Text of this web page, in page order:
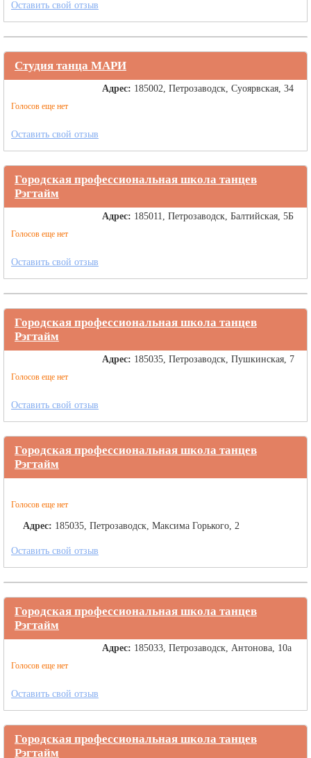
Оставить свой отзыв
Студия танца МАРИ
Голосов еще нет
Адрес: 185002, Петрозаводск, Суоярвская, 34
Оставить свой отзыв
Городская профессиональная школа танцев
Рэгтайм
Голосов еще нет
Адрес: 185011, Петрозаводск, Балтийская, 5Б
Оставить свой отзыв
Городская профессиональная школа танцев
Рэгтайм
Голосов еще нет
Адрес: 185035, Петрозаводск, Пушкинская, 7
Оставить свой отзыв
Городская профессиональная школа танцев
Рэгтайм
Голосов еще нет
Адрес: 185035, Петрозаводск, Максима Горького, 2
Оставить свой отзыв
Городская профессиональная школа танцев
Рэгтайм
Голосов еще нет
Адрес: 185033, Петрозаводск, Антонова, 10а
Оставить свой отзыв
Городская профессиональная школа танцев
Рэгтайм